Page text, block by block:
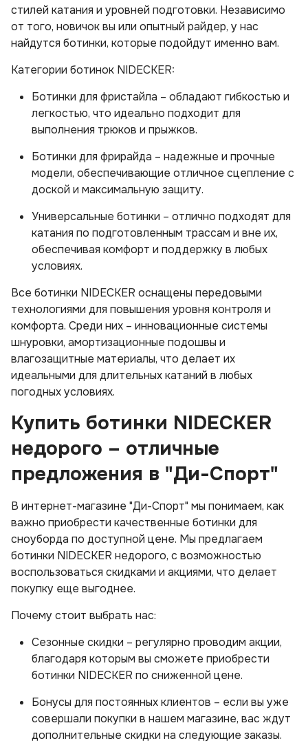
стилей катания и уровней подготовки. Независимо
от того, новичок вы или опытный райдер, у нас
найдутся ботинки, которые подойдут именно вам.
Категории ботинок NIDECKER:
Ботинки для фристайла – обладают гибкостью и
легкостью, что идеально подходит для
выполнения трюков и прыжков.
Ботинки для фрирайда – надежные и прочные
модели, обеспечивающие отличное сцепление с
доской и максимальную защиту.
Универсальные ботинки – отлично подходят для
катания по подготовленным трассам и вне их,
обеспечивая комфорт и поддержку в любых
условиях.
Все ботинки NIDECKER оснащены передовыми
технологиями для повышения уровня контроля и
комфорта. Среди них – инновационные системы
шнуровки, амортизационные подошвы и
влагозащитные материалы, что делает их
идеальными для длительных катаний в любых
погодных условиях.
Купить ботинки NIDECKER
недорого – отличные
предложения в "Ди-Спорт"
В интернет-магазине "Ди-Спорт" мы понимаем, как
важно приобрести качественные ботинки для
сноуборда по доступной цене. Мы предлагаем
ботинки NIDECKER недорого, с возможностью
воспользоваться скидками и акциями, что делает
покупку еще выгоднее.
Почему стоит выбрать нас:
Сезонные скидки – регулярно проводим акции,
благодаря которым вы сможете приобрести
ботинки NIDECKER по сниженной цене.
Бонусы для постоянных клиентов – если вы уже
совершали покупки в нашем магазине, вас ждут
дополнительные скидки на следующие заказы.